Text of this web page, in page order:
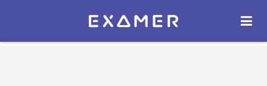
Экзамер — ЕГЭ 2027
ОТКРЫТЬ